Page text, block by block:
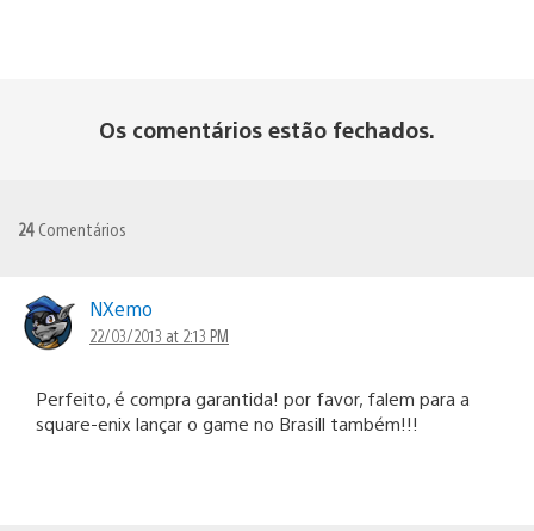
Os comentários estão fechados.
24 Comentários
NXemo
22/03/2013 at 2:13 PM
Perfeito, é compra garantida! por favor, falem para a
square-enix lançar o game no Brasill também!!!